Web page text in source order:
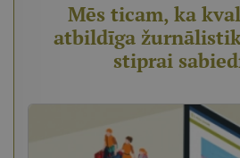
Mēs ticam, ka
atbildīga
stiprai